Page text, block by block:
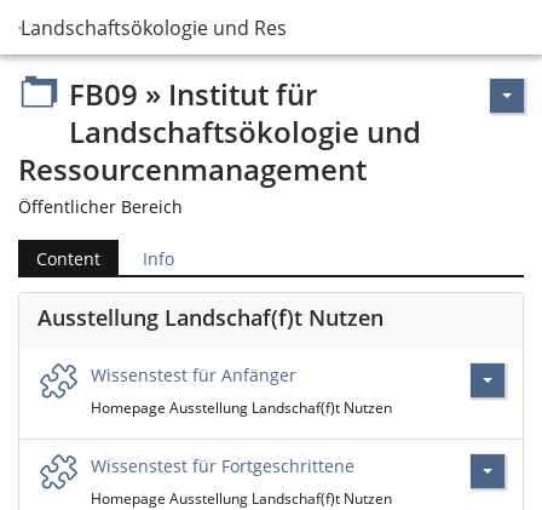
für Landschaftsökologie und Ressourcenmanagement
FB09 » Institut für
Landschaftsökologie und
Ressourcenmanagement
Öffentlicher Bereich
Content Info
Ausstellung Landschaf(f)t Nutzen
Wissenstest für Anfänger
Homepage Ausstellung Landschaf(f)t Nutzen
Wissenstest für Fortgeschrittene
Homepage Ausstellung Landschaf(f)t Nutzen